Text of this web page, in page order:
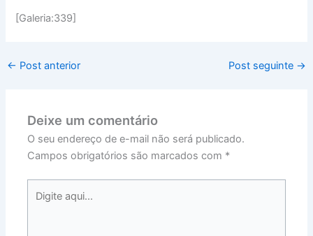
[Galeria:339]
← Post anterior Post seguinte →
Deixe um comentário
O seu endereço de e-mail não será publicado.
Campos obrigatórios são marcados com *
aqui...